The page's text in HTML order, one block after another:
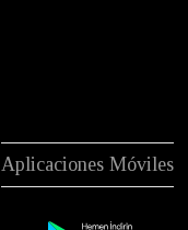
Aplicaciones Móviles